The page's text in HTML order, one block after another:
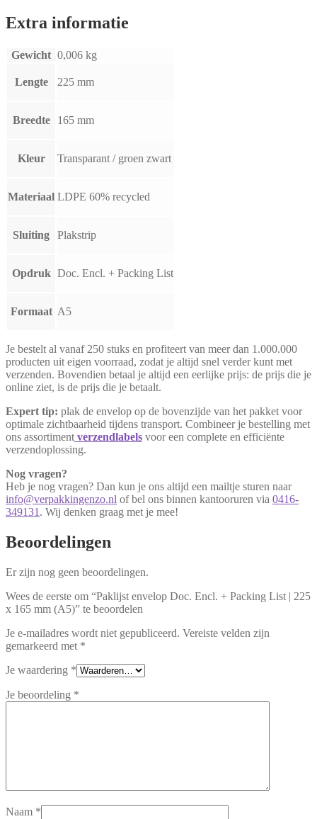
Extra informatie
Gewicht 0,006 kg
Lengte 225 mm
Breedte 165 mm
Kleur Transparant / groen zwart
Materiaal LDPE 60% recycled
Sluiting Plakstrip
Opdruk Doc. Encl. + Packing List
Formaat A5
Je bestelt al vanaf 250 stuks en profiteert van meer dan 1.000.000
producten uit eigen voorraad, zodat je altijd snel verder kunt met
verzenden. Bovendien betaal je altijd een eerlijke prijs: de prijs die je
online ziet, is de prijs die je betaalt.
Expert tip: plak de envelop op de bovenzijde van het pakket voor
optimale zichtbaarheid tijdens transport. Combineer je bestelling met
ons assortiment verzendlabels voor een complete en efficiënte
verzendoplossing.
Nog vragen?
Heb je nog vragen? Dan kun je ons altijd een mailtje sturen naar
info@verpakkingenzo.nl of bel ons binnen kantooruren via 0416-
349131 . Wij denken graag met je mee!
Beoordelingen
Er zijn nog geen beoordelingen.
Wees de eerste om “Paklijst envelop Doc. Encl. + Packing List | 225
x 165 mm (A5)” te beoordelen
Je e-mailadres wordt niet gepubliceerd. Vereiste velden zijn
gemarkeerd met *
Je waardering *
Je beoordeling *
Naam *